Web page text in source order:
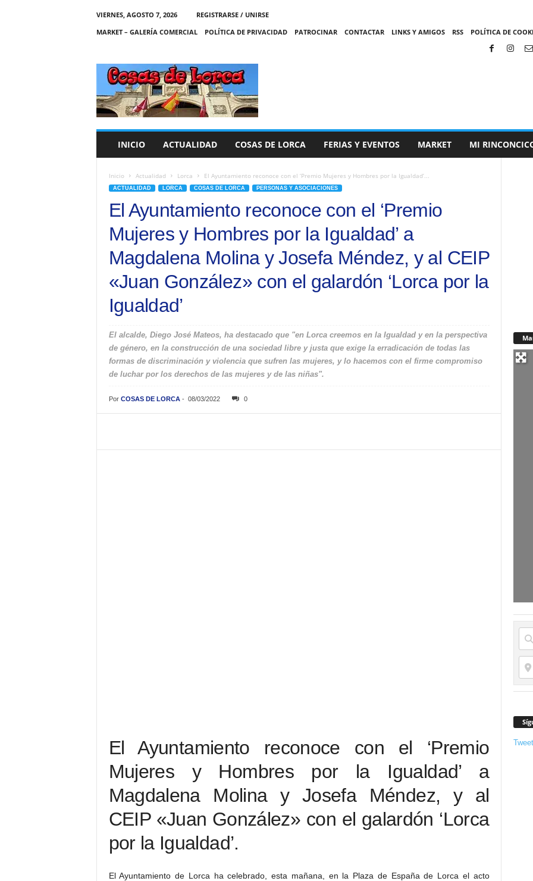
VIERNES, AGOSTO 7, 2026
REGISTRARSE / UNIRSE
MARKET – GALERÍA COMERCIAL
POLÍTICA DE PRIVACIDAD PATROCINAR CONTACTAR LINKS Y AMIGOS RSS POLÍTICA DE
C
A
S
INICIO ACTUALIDAD COSAS DE LORCA FERIAS Y EVENTOS MARKET MI
Inicio Actualidad Lorca El Ayuntamiento reconoce con el ‘Premio Mujeres y Hombres por la Igualdad’...
ACTUALIDAD LORCA COSAS DE LORCA PERSONAS Y ASOCIACIONES
El Ayuntamiento reconoce con el ‘Premio
Mujeres y Hombres por la Igualdad’ a
Magdalena Molina y Josefa Méndez, y al CEIP
«Juan González» con el galardón ‘Lorca por la
Igualdad’
El alcalde, Diego José Mateos, ha destacado que "en Lorca creemos en la Igualdad y en la perspectiva
de género, en la construcción de una sociedad libre y justa que exige la erradicación de todas las
formas de discriminación y violencia que sufren las mujeres, y lo hacemos con el firme compromiso
de luchar por los derechos de las mujeres y de las niñas".
Por COSAS DE LORCA- 08/03/2022 0
El Ayuntamiento reconoce con el ‘Premio
Mujeres y Hombres por la Igualdad’ a
Magdalena Molina y Josefa Méndez, y al
CEIP «Juan González» con el galardón ‘Lorca
por la Igualdad’.
El Ayuntamiento de Lorca ha celebrado, esta mañana, en la Plaza de España de Lorca el acto